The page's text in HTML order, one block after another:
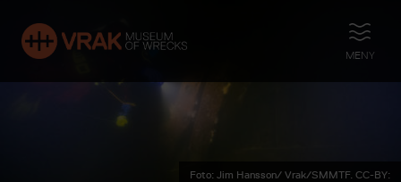
ÖPPNA
MENY
Foto: Jim Hansson/ Vrak/SMMTF. CC-BY: